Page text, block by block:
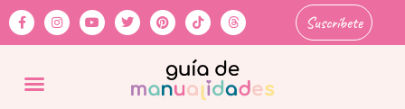
Suscríbete